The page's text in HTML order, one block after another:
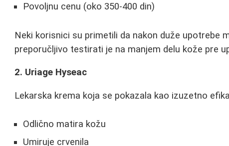
Povoljnu cenu (oko 350-400 din)
Neki korisnici su primetili da nakon duže upotrebe
preporučljivo testirati je na manjem delu kože pre
2. Uriage Hyseac
Lekarska krema koja se pokazala kao izuzetno
Odlično matira kožu
Umiruje crvenila